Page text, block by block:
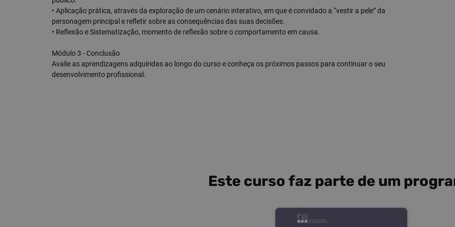
• Aplicação prática, através da exploração de um cenário interativo, em que é convidado a “vestir a pele” da
personagem principal e refletir sobre as consequências das suas decisões.
• Reflexão e Sistematização, momento de reflexão sobre o comportamento em causa.
Módulo 3 - Conclusão
Avalie as aprendizagens adquiridas ao longo do curso e conheça os próximos passos para continuar o seu
desenvolvimento profissional.
Este curso faz parte de um